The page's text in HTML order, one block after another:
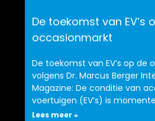
De toekomst van EV’s
occasionmarkt
De toekomst van EV’s op de
volgens Dr. Marcus Berger
Magazine: De conditie van
voertuigen (EV’s) is
Lees meer »